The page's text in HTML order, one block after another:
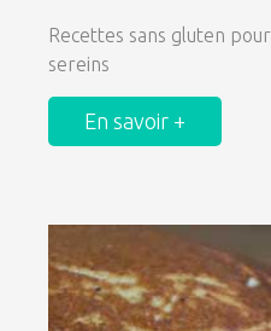
Recettes sans gluten
sereins
En savoir +